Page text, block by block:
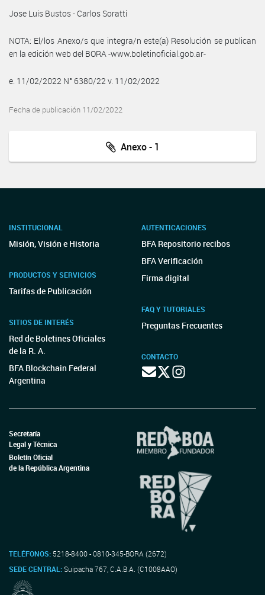
Jose Luis Bustos - Carlos Soratti
NOTA: El/los Anexo/s que integra/n este(a) Resolución se publican
en la edición web del BORA -www.boletinoficial.gob.ar-
e. 11/02/2022 N° 6380/22 v. 11/02/2022
Fecha de publicación 11/02/2022
Anexo - 1
INSTITUCIONAL
Misión, Visión e Historia
PRODUCTOS Y SERVICIOS
Tarifas de Publicación
SITIOS DE INTERÉS
Red de Boletines Oficiales
de la R. A.
BFA Blockchain Federal
Argentina
AUTENTICACIONES
BFA Repositorio recibos
BFA Verificación
Firma digital
FAQ Y TUTORIALES
Preguntas Frecuentes
CONTACTO
Secretaría
Legal y Técnica
Boletín Oficial
de la República Argentina
TELÉFONOS: 5218-8400 - 0810-345-BORA (2672)
SEDE CENTRAL:Suipacha 767, C.A.B.A. (C1008AAO)